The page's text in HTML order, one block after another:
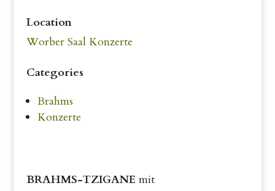
Location
Worber Saal Konzerte
Categories
Brahms
Konzerte
BRAHMS-TZIGANE mit